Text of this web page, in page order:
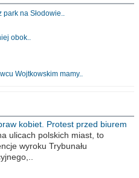
na Słodowie..
obok..
Wojtkowskim mamy..
kobiet. Protest przed biurem
PiSulicach polskich miast, to
wyroku Trybunału